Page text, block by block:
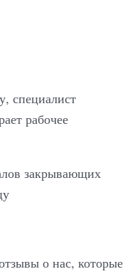
специалист
рабочее
закрывающих
о нас, которые